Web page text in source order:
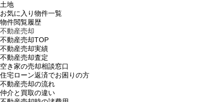
土地
お気に入り物件一覧
物件閲覧履歴
不動産売却
不動産売却TOP
不動産売却実績
不動産売却査定
空き家の売却相談窓口
住宅ローン返済でお困りの方
不動産売却の流れ
仲介と買取の違い